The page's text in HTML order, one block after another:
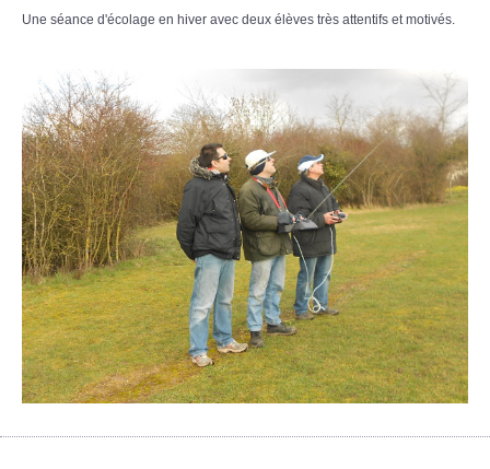
Une séance d'écolage en hiver avec deux élèves très attentifs et motivés.